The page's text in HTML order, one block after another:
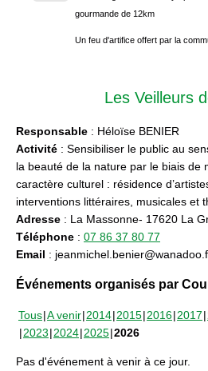
gourmande de 12km
Un feu d'artifice offert par la
Les Veilleurs
Responsable : Héloïse BENIER
Activité : Sensibiliser le public au
la beauté de la nature par le biais de
caractère culturel : résidence
interventions littéraires, musicales et
Adresse : La Massonne- 17620 La
Téléphone : 07 86 37 80 77
Email :
Événements organisés par
Tous A venir 2014 2015 2016 2017
2023 2024 2025 2026
Pas d'événement à venir à ce jour.